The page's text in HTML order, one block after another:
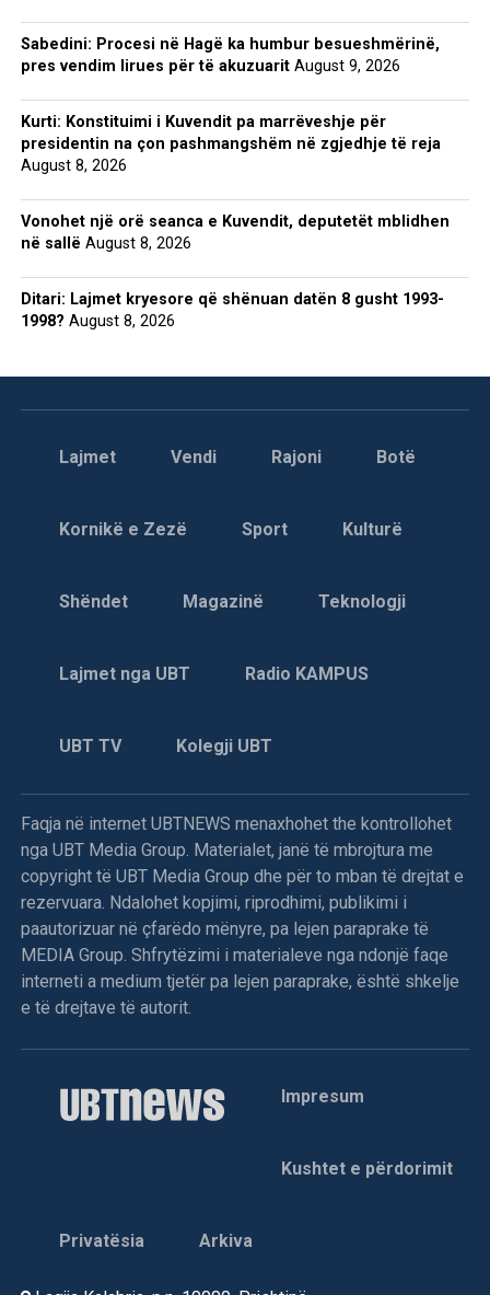
Sabedini: Procesi në Hagë ka humbur besueshmërinë,
pres vendim lirues për të akuzuarit August 9, 2026
Kurti: Konstituimi i Kuvendit pa marrëveshje për
presidentin na çon pashmangshëm në zgjedhje të reja
August 8, 2026
Vonohet një orë seanca e Kuvendit, deputetët mblidhen
në sallë August 8, 2026
Ditari: Lajmet kryesore që shënuan datën 8 gusht 1993-
1998? August 8, 2026
Lajmet Vendi Rajoni Botë
Kornikë e Zezë Sport Kulturë
Shëndet Magazinë Teknologji
Lajmet nga UBT Radio KAMPUS
UBT TV Kolegji UBT
Faqja në internet UBTNEWS menaxhohet the kontrollohet
nga UBT Media Group. Materialet, janë të mbrojtura me
copyright të UBT Media Group dhe për to mban të drejtat e
rezervuara. Ndalohet kopjimi, riprodhimi, publikimi i
paautorizuar në çfarëdo mënyre, pa lejen paraprake të
MEDIA Group. Shfrytëzimi i materialeve nga ndonjë faqe
interneti a medium tjetër pa lejen paraprake, është shkelje
e të drejtave të autorit.
Impresum
Kushtet e përdorimit
Privatësia Arkiva